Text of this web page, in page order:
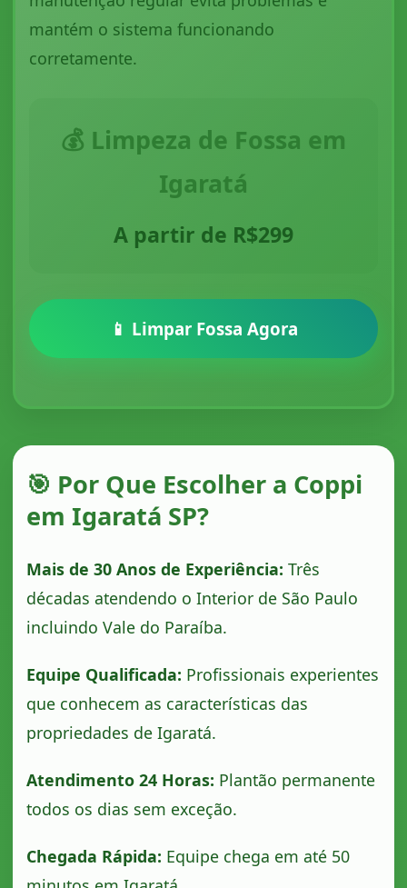
mantém o sistema funcionando
corretamente.
💰 Limpeza de Fossa em
Igaratá
A partir de R$299
📱 Limpar Fossa Agora
🎯 Por Que Escolher a Coppi
em Igaratá SP?
Mais de 30 Anos de Experiência: Três
décadas atendendo o Interior de São Paulo
incluindo Vale do Paraíba.
Equipe Qualificada: Profissionais experientes
que conhecem as características das
propriedades de Igaratá.
Atendimento 24 Horas: Plantão permanente
todos os dias sem exceção.
Chegada Rápida: Equipe chega em até 50